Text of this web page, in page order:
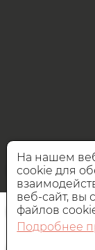
На нашем
cookie для
веб-сайт, вы
файлов
Подробнее